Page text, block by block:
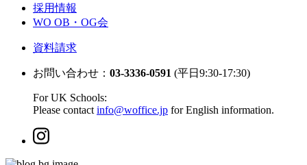
採用情報
WO OB・OG会
資料請求
お問い合わせ： 03-3336-0591 (平日9:30-17:30)
For UK Schools:
Please contact info@woffice.jp for English information.